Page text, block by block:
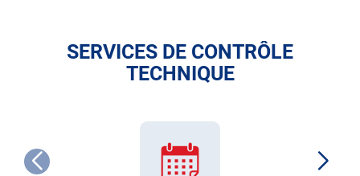
SERVICES DE CONTRÔLE
TECHNIQUE